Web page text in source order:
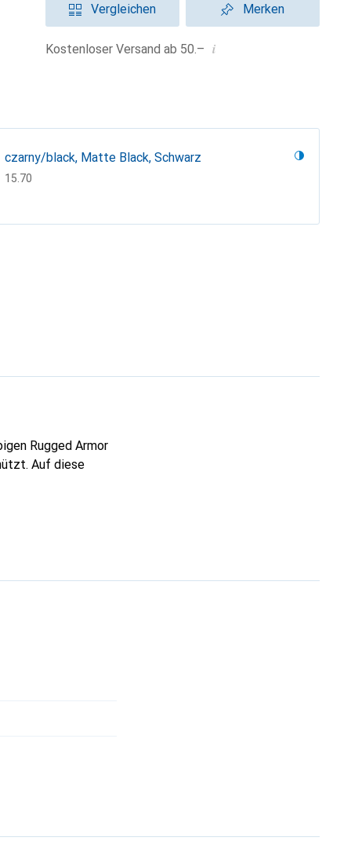
Vergleichen Merken
Kostenloser Versand ab 50.– i
czarny/black, Matte Black, Schwarz
CHF
15.70
Rugged Armor
Auf diese